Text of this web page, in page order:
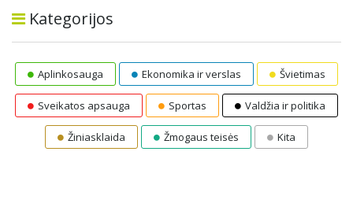
Kategorijos
Aplinkosauga Ekonomika ir verslas Švietimas
Sveikatos apsauga Sportas Valdžia ir politika
Žiniasklaida Žmogaus teisės Kita